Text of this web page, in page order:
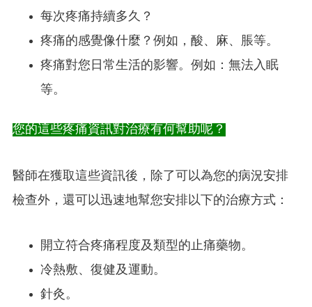
每次疼痛持續多久？
疼痛的感覺像什麼？例如，酸、麻、脹等。
疼痛對您日常生活的影響。例如：無法入眠
等。
您的這些疼痛資訊對治療有何幫助呢？
醫師在獲取這些資訊後，除了可以為您的病況安排
檢查外，還可以迅速地幫您安排以下的治療方式：
開立符合疼痛程度及類型的止痛藥物。
冷熱敷、復健及運動。
針灸。